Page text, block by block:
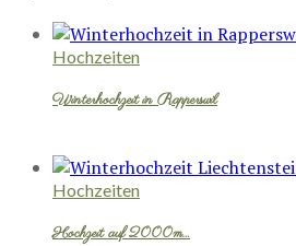
Hochzeiten
Winterhochzeit in Rapperswil
Hochzeiten
Hochzeit auf 2000m…